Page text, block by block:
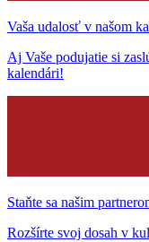
Vaša udalosť v našom
Aj Vaše podujatie si
kalendári!
Staňte sa našim
Rozšírte svoj dosah v